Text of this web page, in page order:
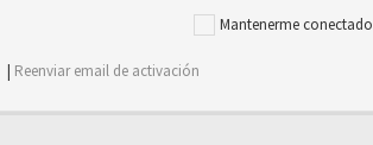
Mantenerme conectado
| Reenviar email de activación